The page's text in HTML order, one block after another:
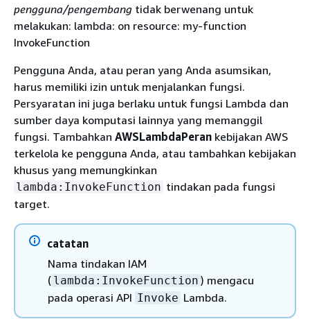
pengguna/pengembang tidak berwenang untuk
melakukan: lambda: on resource: my-function
InvokeFunction
Pengguna Anda, atau peran yang Anda asumsikan,
harus memiliki izin untuk menjalankan fungsi.
Persyaratan ini juga berlaku untuk fungsi Lambda dan
sumber daya komputasi lainnya yang memanggil
fungsi. Tambahkan AWSLambdaPeran kebijakan AWS
terkelola ke pengguna Anda, atau tambahkan kebijakan
khusus yang memungkinkan
lambda:InvokeFunction tindakan pada fungsi
target.
catatan
Nama tindakan IAM
( lambda:InvokeFunction ) mengacu
pada operasi API Invoke Lambda.